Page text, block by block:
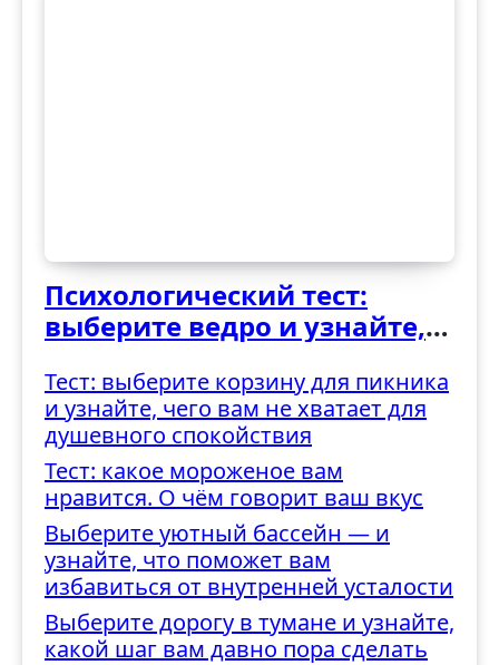
Психологический тест:
выберите ведро и узнайте,
трудностями
Тест: выберите корзину для пикника
и узнайте, чего вам не хватает для
душевного спокойствия
Тест: какое мороженое вам
нравится. О чём говорит ваш вкус
Выберите уютный бассейн — и
узнайте, что поможет вам
избавиться от внутренней усталости
Выберите дорогу в тумане и узнайте,
какой шаг вам давно пора сделать